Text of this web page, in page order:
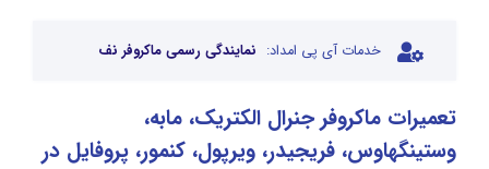
خدمات آی پی امداد: نمایندگی رسمی ماکروفر نف
تعمیرات ماکروفر جنرال الکتریک، مابه،
وستینگهاوس، فریجیدر، ویرپول، کنمور، پروفایل در